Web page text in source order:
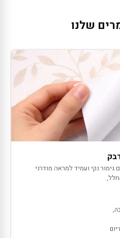
שלנו
נקי ועמיד למראה מודרני